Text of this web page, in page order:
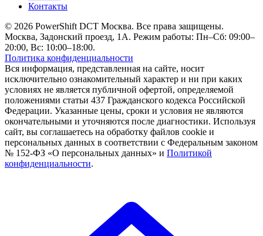
Контакты
© 2026 PowerShift DCT Москва. Все права защищены.
Москва, Задонский проезд, 1А. Режим работы: Пн–Сб: 09:00–
20:00, Вс: 10:00–18:00.
Политика конфиденциальности
Вся информация, представленная на сайте, носит
исключительно ознакомительный характер и ни при каких
условиях не является публичной офертой, определяемой
положениями статьи 437 Гражданского кодекса Российской
Федерации. Указанные цены, сроки и условия не являются
окончательными и уточняются после диагностики. Используя
сайт, вы соглашаетесь на обработку файлов cookie и
персональных данных в соответствии с Федеральным законом
№ 152-ФЗ «О персональных данных» и Политикой
конфиденциальности.